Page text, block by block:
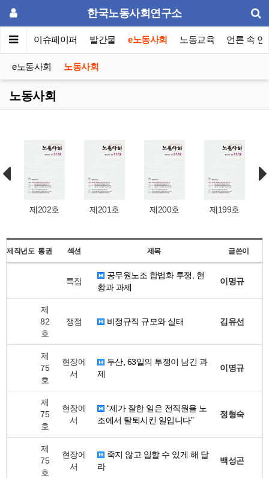
한국노동사회연구소
포럼 이슈페이퍼 발간물 e노동사회 노동교육 언론 속 연
e노동사회 노동사회
노동사회
제202호 제201호 제200호 제199호
제작년도 통권 섹션 제목 글쓴이
특집
공무원노조 합법화 투쟁, 현
황과 과제
이명규
제
82
호
쟁점 비정규직 규모와 실태 김유선
제
75
호
현장에
서
두산, 63일의 투쟁이 남긴 과
제
이명규
제
75
호
현장에
서
“제가 잘한 일은 전직원을 노
조에서 탈퇴시킨 일입니다”
정형숙
제
75
호
현장에
서
죽지 않고 일할 수 있게 해 달
라
백성곤